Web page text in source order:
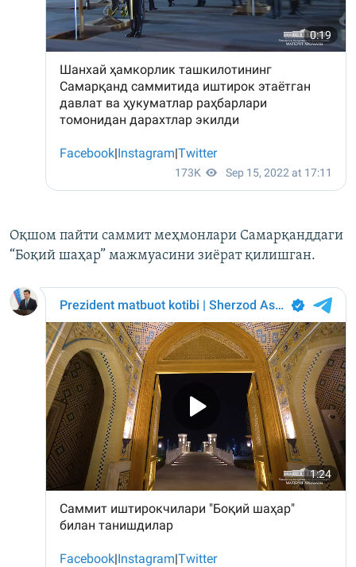
Оқшом пайти саммит меҳмонлари Самарқанддаги
“Боқий шаҳар” мажмуасини зиёрат қилишган.